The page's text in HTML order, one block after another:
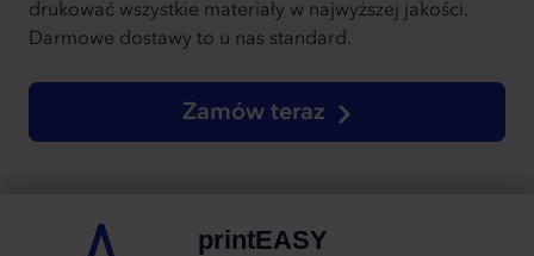
drukować wszystkie materiały w najwyższej jakości.
Darmowe dostawy to u nas standard.
Zamów teraz
printEASY